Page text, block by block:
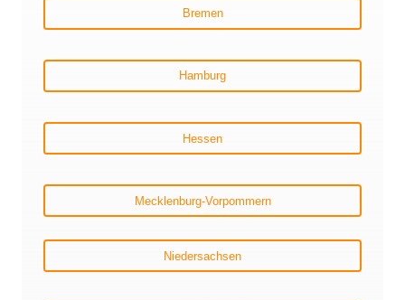
Bremen
Hamburg
Hessen
Mecklenburg-Vorpommern
Niedersachsen